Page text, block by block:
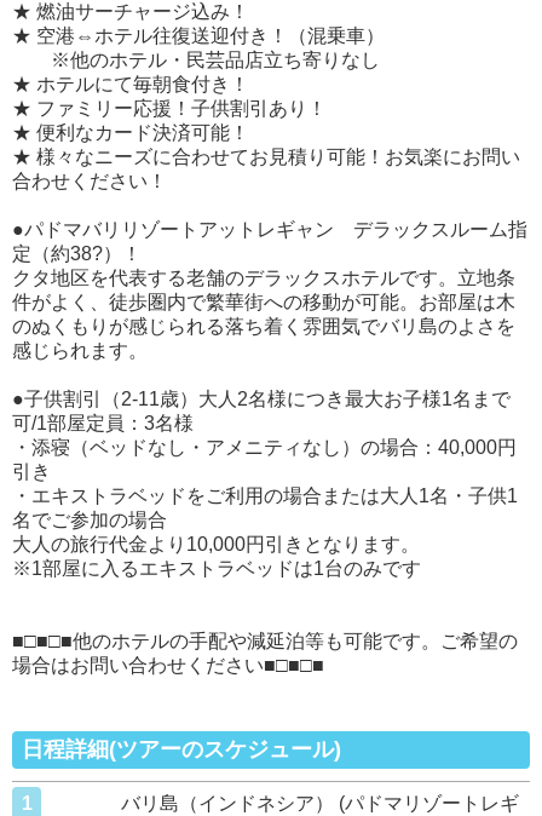
★ 燃油サーチャージ込み！
★ 空港⇔ホテル往復送迎付き！（混乗車）
※他のホテル・民芸品店立ち寄りなし
★ ホテルにて毎朝食付き！
★ ファミリー応援！子供割引あり！
★ 便利なカード決済可能！
★ 様々なニーズに合わせてお見積り可能！お気楽にお問い
合わせください！
●パドマバリリゾートアットレギャン デラックスルーム指
定（約38?）！
クタ地区を代表する老舗のデラックスホテルです。立地条
件がよく、徒歩圏内で繁華街への移動が可能。お部屋は木
のぬくもりが感じられる落ち着く雰囲気でバリ島のよさを
感じられます。
●子供割引（2-11歳）大人2名様につき最大お子様1名まで
可/1部屋定員：3名様
・添寝（ベッドなし・アメニティなし）の場合：40,000円
引き
・エキストラベッドをご利用の場合または大人1名・子供1
名でご参加の場合
大人の旅行代金より10,000円引きとなります。
※1部屋に入るエキストラベッドは1台のみです
■□■□■他のホテルの手配や減延泊等も可能です。ご希望の
場合はお問い合わせください■□■□■
日程詳細(ツアーのスケジュール)
1
バリ島（インドネシア） (パドマリゾートレギ